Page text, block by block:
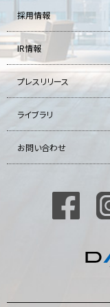
採用情報
IR情報
プレスリリース
ライブラリ
お問い合わせ